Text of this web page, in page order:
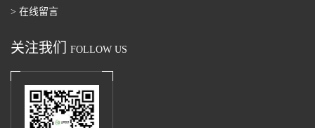
> 在线留言
关注我们 FOLLOW US